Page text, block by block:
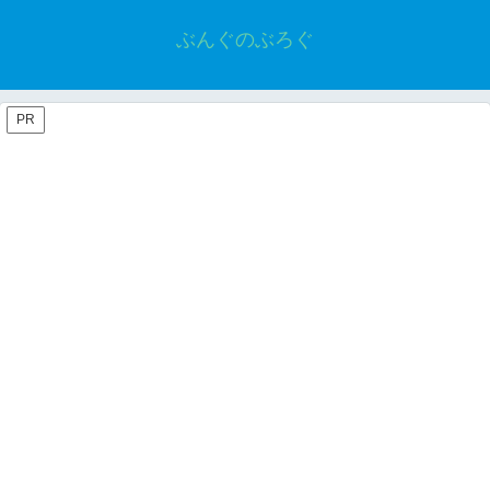
ぶんぐのぶろぐ
PR